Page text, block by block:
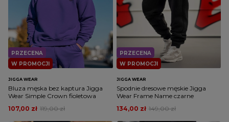
W PROMOCJI
PRZECENA
JIGGA WEAR
Bluza męska bez kaptura Jigga
Wear Simple Crown fioletowa
119,00 zł
107,00 zł
W PROMOCJI
PRZECENA
JIGGA WEAR
Spodnie dresowe męskie Jigga
Wear Frame Name czarne
149,00 zł
134,00 zł